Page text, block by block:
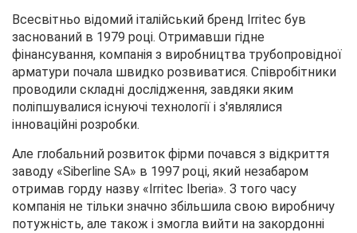
Всесвітньо відомий італійський бренд Irritec був
заснований в 1979 році. Отримавши гідне
фінансування, компанія з виробництва трубопровідної
арматури почала швидко розвиватися. Співробітники
проводили складні дослідження, завдяки яким
поліпшувалися існуючі технології і з'являлися
інноваційні розробки.
Але глобальний розвиток фірми почався з відкриття
заводу «Siberline SA» в 1997 році, який незабаром
отримав горду назву «Irritec Iberia». З того часу
компанія не тільки значно збільшила свою виробничу
потужність, але також і змогла вийти на закордонні